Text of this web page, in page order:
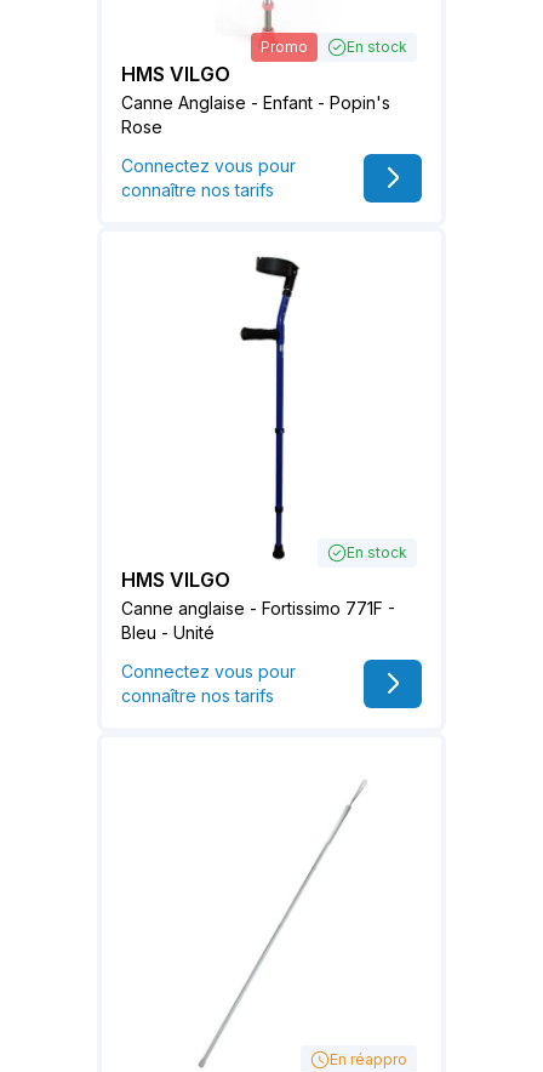
Promo En stock
HMS VILGO
Canne Anglaise - Enfant - Popin's
Rose
Connectez vous pour
connaître nos tarifs
En stock
HMS VILGO
Canne anglaise - Fortissimo 771F -
Bleu - Unité
Connectez vous pour
connaître nos tarifs
En réappro